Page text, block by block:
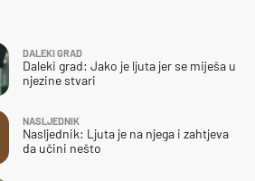
DALEKI GRAD
Daleki grad: Jako je ljuta jer se miješa u
njezine stvari
NASLJEDNIK
Nasljednik: Ljuta je na njega i zahtjeva
da učini nešto